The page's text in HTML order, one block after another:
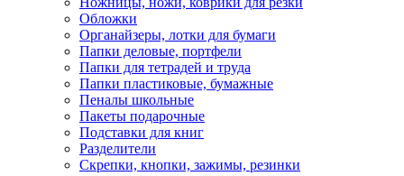
Обложки
Органайзеры, лотки для бумаги
Папки деловые, портфели
Папки для тетрадей и труда
Папки пластиковые, бумажные
Пеналы школьные
Пакеты подарочные
Подставки для книг
Разделители
Скрепки, кнопки, зажимы, резинки